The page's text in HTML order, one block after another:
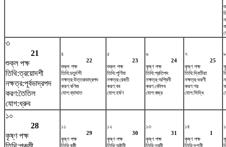
৩
21
শুক্ল পক্ষ
তিথি:ত্রয়োদশী
নক্ষত্র:পূর্বভাদ্রপদ
করণ:তৈতিল
যোগ:ধ্রুব
৪
22
শুক্ল পক্ষ
তিথি:চতুর্দশী
নক্ষত্র:উত্তরভাদ্রপদ
করণ:বণিজ
যোগ:ব্যাঘাত
৫
23
শুক্ল পক্ষ
তিথি:পূর্ণিমা
নক্ষত্র:রেবতী
করণ:বব
যোগ:হর্ষণ
৬
24
কৃষ্ণ পক্ষ
তিথি:প্রতিপদ
নক্ষত্র:অশ্বিনী
করণ:কৌলব
যোগ:বজ্র
৭
25
কৃষ্ণ পক্ষ
তিথি:দ্বিতীয়া
নক্ষত্র:ভরণী
করণ:গর
যোগ:সিদ্ধি
৮
১০
28
কৃষ্ণ পক্ষ
১১
29
কৃষ্ণ পক্ষ
তিথি:ষষ্ঠী
১২
30
কৃষ্ণ পক্ষ
তিথি:অষ্টমী
১৩
31
কৃষ্ণ পক্ষ
তিথি:নবমী
১৪
1
কৃষ্ণ পক্ষ
তিথি:দশমী